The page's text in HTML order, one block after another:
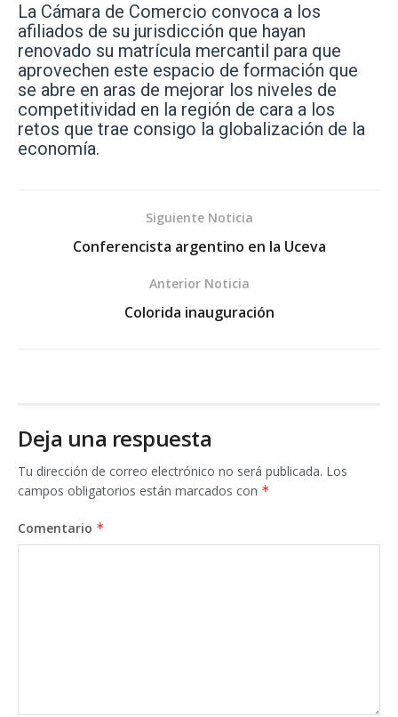
La Cámara de Comercio convoca a los
afiliados de su jurisdicción que hayan
renovado su matrícula mercantil para que
aprovechen este espacio de formación que
se abre en aras de mejorar los niveles de
competitividad en la región de cara a los
retos que trae consigo la globalización de la
economía.
Siguiente Noticia
Conferencista argentino en la Uceva
Anterior Noticia
Colorida inauguración
Deja una respuesta
Tu dirección de correo electrónico no será publicada. Los
campos obligatorios están marcados con *
Comentario *